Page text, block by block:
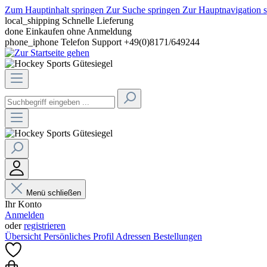
Zum Hauptinhalt springen Zur Suche springen Zur Hauptnavigation
local_shipping Schnelle Lieferung
done Einkaufen ohne Anmeldung
phone_iphone Telefon Support +49(0)8171/649244
Menü schließen
Ihr Konto
Anmelden
oderregistrieren
Übersicht Persönliches Profil Adressen Bestellungen